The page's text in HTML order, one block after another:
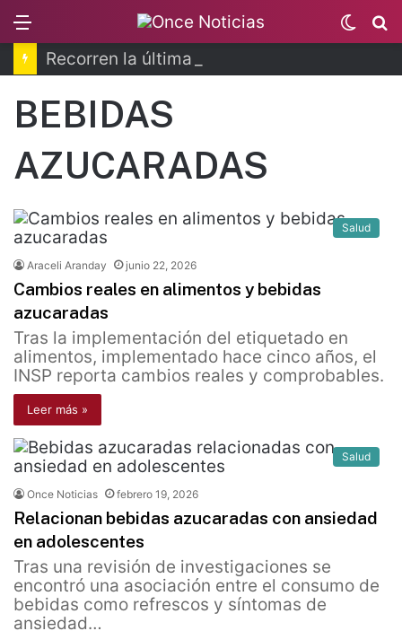
Switch
skin
BEBIDAS
AZUCARADAS
Salud
Araceli Aranday junio 22, 2026
Cambios reales en alimentos y bebidas
azucaradas
Tras la implementación del etiquetado en
alimentos, implementado hace cinco años, el
INSP reporta cambios reales y comprobables.
Leer más »
Salud
Once Noticias febrero 19, 2026
Relacionan bebidas azucaradas con ansiedad
en adolescentes
Tras una revisión de investigaciones se
encontró una asociación entre el consumo de
bebidas como refrescos y síntomas de
ansiedad…